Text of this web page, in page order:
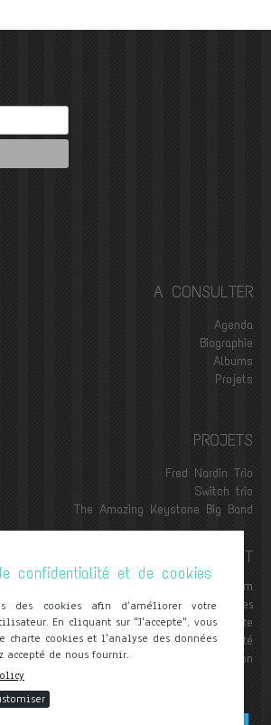
A CONSULTER
Agenda
Biographie
Albums
Projets
PROJETS
Fred Nardin Trio
Switch trio
The Amazing Keystone Big Band
CONTACT
contact@frednardin.com
Mentions Légales
Conditions Générales de Vente
Politique de confidentialité
Livraison
confidentialité et de cookies
des cookies afin d’améliorer votre
En cliquant sur "J'accepte", vous
charte cookies et l'analyse des données
accepté de nous fournir.